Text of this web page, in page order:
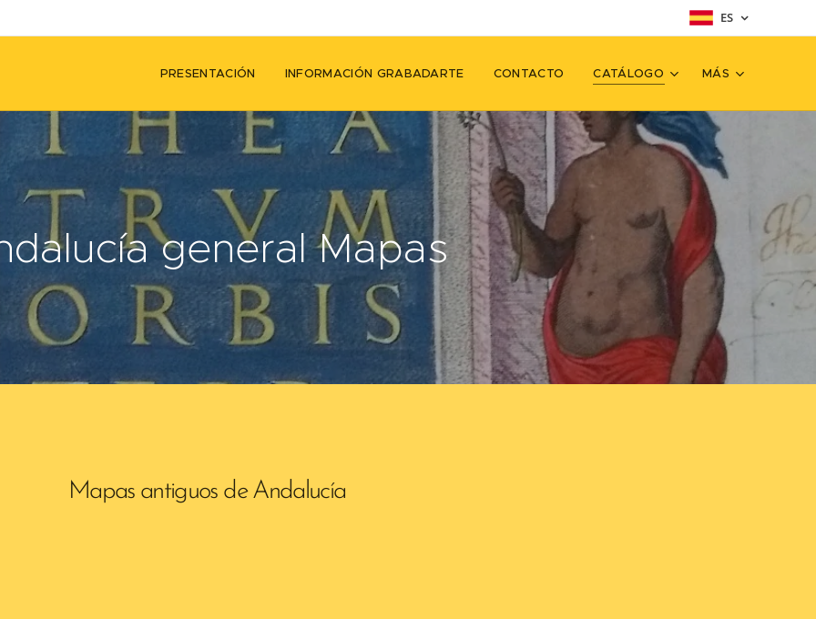
ES
PRESENTACIÓN INFORMACIÓN GRABADARTE CONTACTO CATÁLOGO MÁS
general Mapas
Mapas antiguos de Andalucía